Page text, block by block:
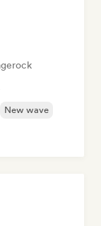
New wave